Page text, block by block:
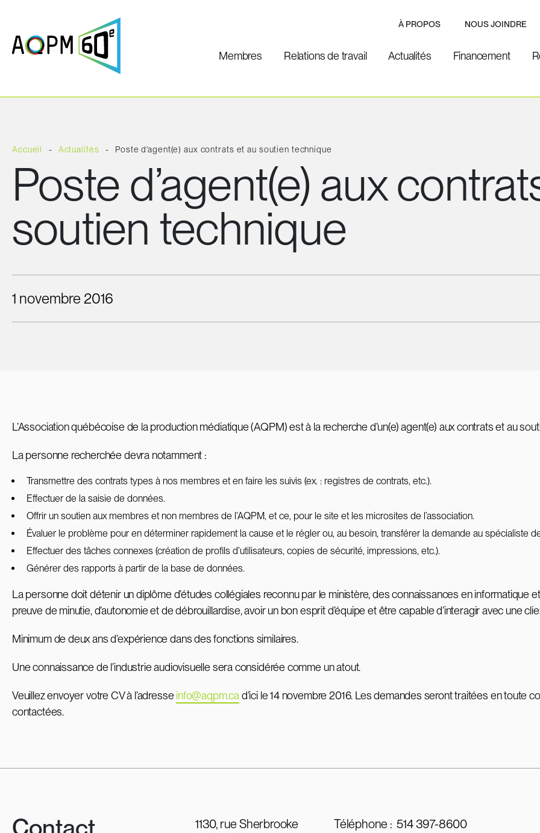
À PROPOS NOUS JOINDRE
Membres Relations de travail Actualités Financement
Accueil Actualités Poste d'agent(e) aux contrats et au soutien technique
Poste d’agent(e) aux
soutien technique
1 novembre 2016
L’Association québécoise de la production médiatique (AQPM) est à la recherche d’un(e) agent(e) aux contrats et au
La personne recherchée devra notamment :
Transmettre des contrats types à nos membres et en faire les suivis (ex. : registres de contrats, etc.).
Effectuer de la saisie de données.
Offrir un soutien aux membres et non membres de l’AQPM, et ce, pour le site et les microsites de l’association.
Évaluer le problème pour en déterminer rapidement la cause et le régler ou, au besoin, transférer la demande au spécialiste
Effectuer des tâches connexes (création de profils d’utilisateurs, copies de sécurité, impressions, etc.).
Générer des rapports à partir de la base de données.
La personne doit détenir un diplôme d’études collégiales reconnu par le ministère, des connaissances en informatique
preuve de minutie, d’autonomie et de débrouillardise, avoir un bon esprit d’équipe et être capable d’interagir avec une
Minimum de deux ans d’expérience dans des fonctions similaires.
Une connaissance de l’industrie audiovisuelle sera considérée comme un atout.
Veuillez envoyer votre CV à l’adresseinfo@aqpm.ca d’ici le 14 novembre 2016. Les demandes seront traitées en toute
contactées.
1130, rue Sherbrooke
Téléphone :514 397-8600